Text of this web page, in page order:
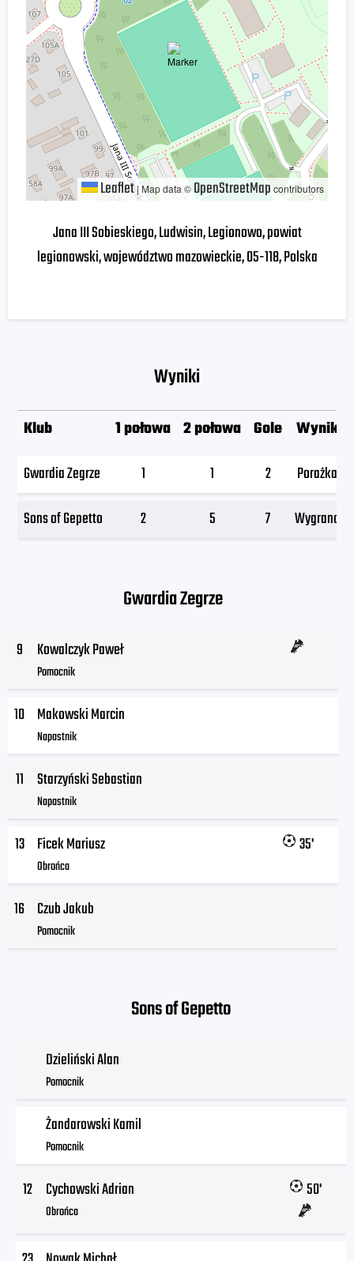
Leaflet|Map data ©OpenStreetMapcontributors
Jana III Sobieskiego, Ludwisin, Legionowo, powiat
legionowski, województwo mazowieckie, 05-118, Polska
Wyniki
Klub 1 połowa 2 połowa Gole
Wynik
Gwardia Zegrze
1 1 2
Porażka
Sons of Gepetto
2 5 7 Wygrana
Gwardia Zegrze
9 Kowalczyk Paweł
Pomocnik
10 Makowski Marcin
Napastnik
11 Starzyński Sebastian
Napastnik
13 Ficek Mariusz
Obrońca
35'
16 Czub Jakub
Pomocnik
Sons of Gepetto
Dzieliński Alan
Pomocnik
Żandarowski Kamil
Pomocnik
12 Cychowski Adrian
Obrońca
50'